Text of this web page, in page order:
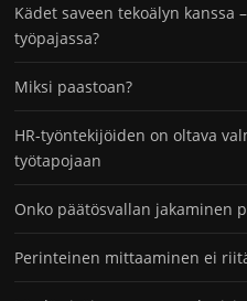
Kädet saveen tekoälyn kanssa
työpajassa?
Miksi paastoan?
HR-työntekijöiden on oltava
työtapojaan
Onko päätösvallan jakaminen
Perinteinen mittaaminen ei